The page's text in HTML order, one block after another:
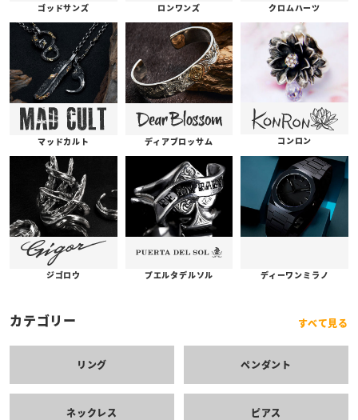
ゴッドサンズ ロンワンズ クロムハーツ
マッドカルト ディアブロッサム コンロン
ジゴロウ プエルタデルソル ディーワンミラノ
カテゴリー すべて見る
リング ペンダント
ネックレス ピアス